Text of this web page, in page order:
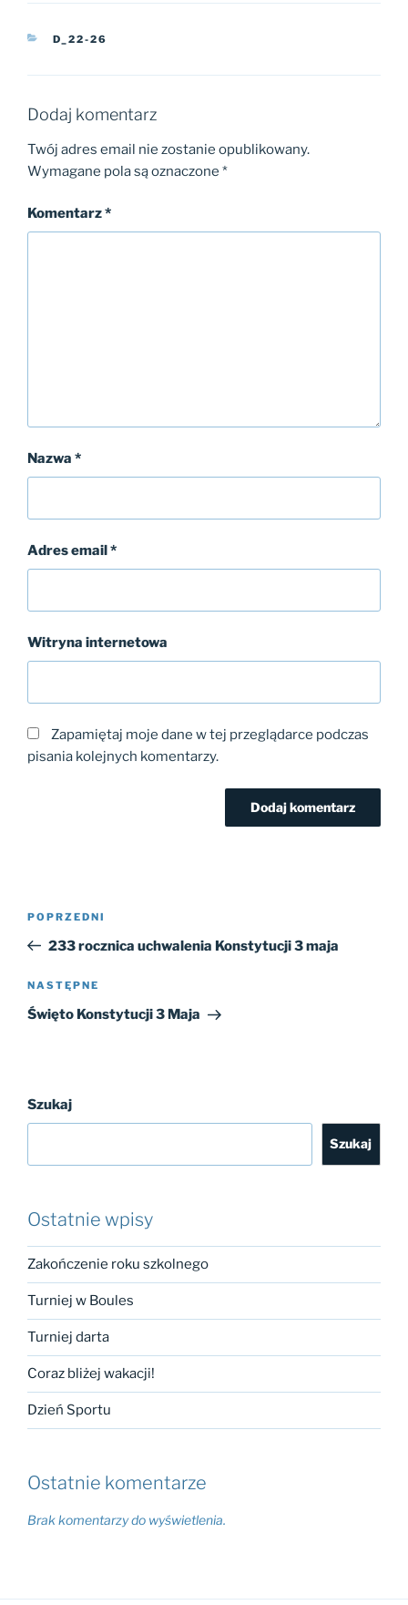
KATEGORIE
D_22-26
Dodaj komentarz
Twój adres email nie zostanie opublikowany.
Wymagane pola są oznaczone *
Komentarz*
Nazwa *
Adres email*
Witryna internetowa
Zapamiętaj moje dane w tej przeglądarce podczas
pisania kolejnych komentarzy.
Poprzedni
wpis
POPRZEDNI
233 rocznica uchwalenia Konstytucji 3 maja
Następny
wpis
NASTĘPNE
Święto Konstytucji 3 Maja
Szukaj
Szukaj
Ostatnie wpisy
Zakończenie roku szkolnego
Turniej w Boules
Turniej darta
Coraz bliżej wakacji!
Dzień Sportu
Ostatnie komentarze
Brak komentarzy do wyświetlenia.